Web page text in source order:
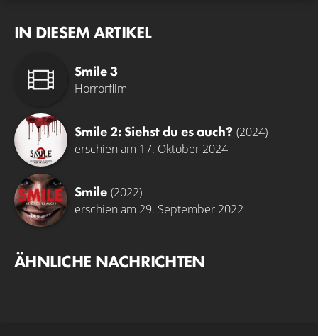
IN DIESEM ARTIKEL
Smile 3
Horrorfilm
Smile 2: Siehst du es auch? (2024)
erschien am 17. Oktober 2024
Smile (2022)
erschien am 29. September 2022
ÄHNLICHE NACHRICHTEN